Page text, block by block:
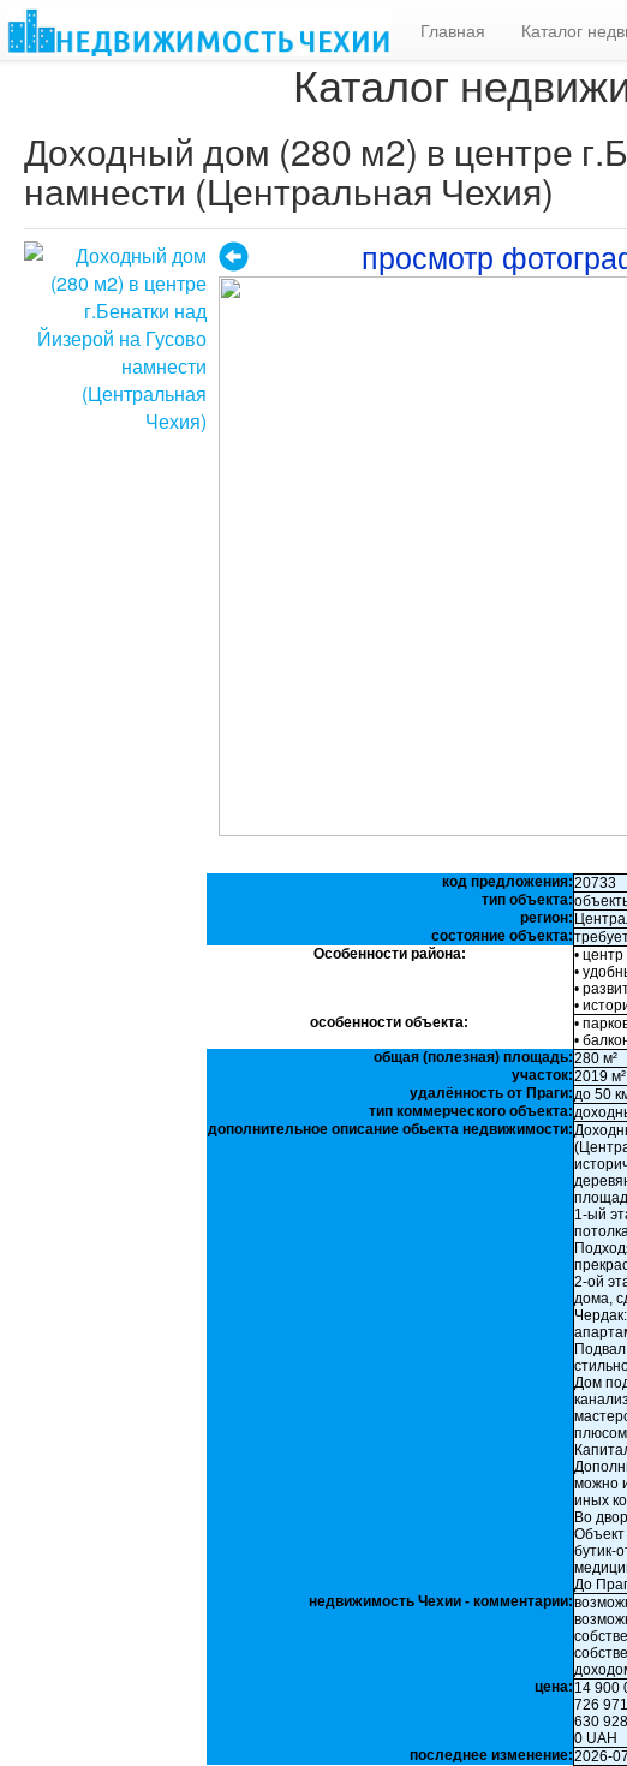
Главная Каталог
Каталог
Доходный дом (280 м2) в центре
намнести (Центральная Чехия)
просмотр
код предложения:20733
тип объекта:
регион:
состояние объекта:
Особенности района:
• центр
•
•
•
особенности объекта:
•
•
общая (полезная) площадь:280 м²
участок:2019 м²
удалённость от Праги:до 50
тип коммерческого объекта:
дополнительное описание обьекта недвижимости:
1-ый
2-ой
дома,
Дом
плюсом
можно
иных
Во
бутик-
До
недвижимость Чехии - комментарии:
цена: 14 900
726
630
0 UAH
последнее изменение:2026-